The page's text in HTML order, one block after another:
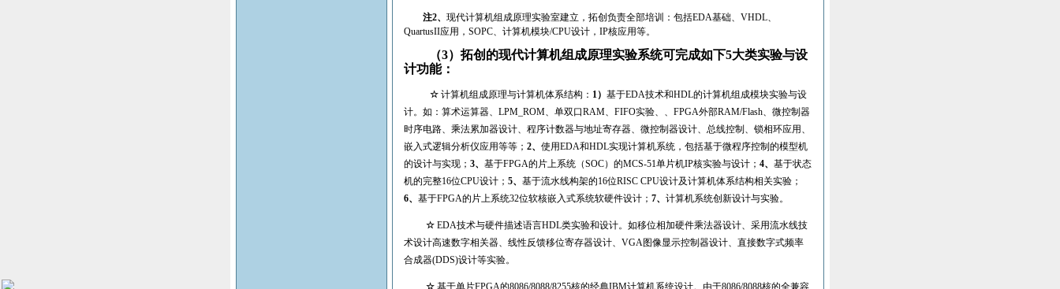
注2、现代计算机组成原理实验室建立，拓创负责全部培训：包括EDA基础、VHDL、
QuartusII应用， SOPC、计算机模块/CPU设计， IP核应用等。
（3）拓创的现代计算机组成原理实验系统可完成如下5大类实验与设
计功能：
☆ 计算机组成原理与计算机体系结构： 1）基于EDA技术和HDL的计算机组成模块实验与设
计。如： 算术运算器、 LPM_ROM、单双口RAM、 FIFO实验、、 FPGA外部RAM/Flash、 微控制器
时序电路、乘法累加器设计、程序计数器与地址寄存器、微控制器设计、 总线控制、锁相环应用、
嵌入式逻辑分析仪应用等等； 2、 使用EDA和HDL实现计算机系统，包括基于微程序控制的模型机
的设计与实现； 3、 基于FPGA的片上系统（SOC）的MCS-51单片机IP核实验与设计； 4、 基于状态
机的完整16位CPU设计； 5、 基于流水线构架的16位RISC CPU设计及计算机体系结构相关实验；
6、 基于FPGA的片上系统32位软核嵌入式系统软硬件设计； 7、 计算机系统创新设计与实验。
☆ EDA技术与硬件描述语言HDL类实验和设计。如移位相加硬件乘法器设计、采用流水线技
术设计高速数字相关器、线性反馈移位寄存器设计、 VGA图像显示控制器设计、直接数字式频率
合成器(DDS)设计等实验。
☆ 基于单片FPGA的8086/8088/8255核的经典IBM计算机系统设计。由于8086/8088核的全兼容